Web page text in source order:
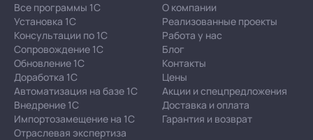
Все программы 1С
Установка 1С
Консультации по 1С
Сопровождение 1С
Обновление 1С
Доработка 1С
Автоматизация на базе 1С
Внедрение 1С
Импортозамещение на 1С
Отраслевая экспертиза
О компании
Реализованные проекты
Работа у нас
Блог
Контакты
Цены
Акции и спецпредложения
Доставка и оплата
Гарантия и возврат